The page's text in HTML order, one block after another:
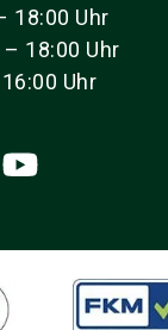
18:00 Uhr
18:00 Uhr
Uhr